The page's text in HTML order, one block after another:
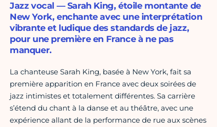
Jazz vocal — Sarah King, étoile montante de
New York, enchante avec une interprétation
vibrante et ludique des standards de jazz,
pour une première en France à ne pas
manquer.
La chanteuse Sarah King, basée à New York, fait sa
première apparition en France avec deux soirées de
jazz intimistes et totalement différentes. Sa carrière
s’étend du chant à la danse et au théâtre, avec une
expérience allant de la performance de rue aux scènes